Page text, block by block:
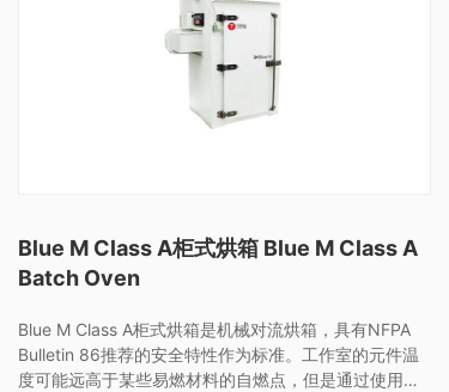
Blue M Class A柜式烘箱 Blue M Class A
Batch Oven
Blue M Class A柜式烘箱是机械对流烘箱，具有NFPA
Bulletin 86推荐的安全特性作为标准。工作室的元件温
度可能远高于某些易燃材料的自燃点，但是通过使用高